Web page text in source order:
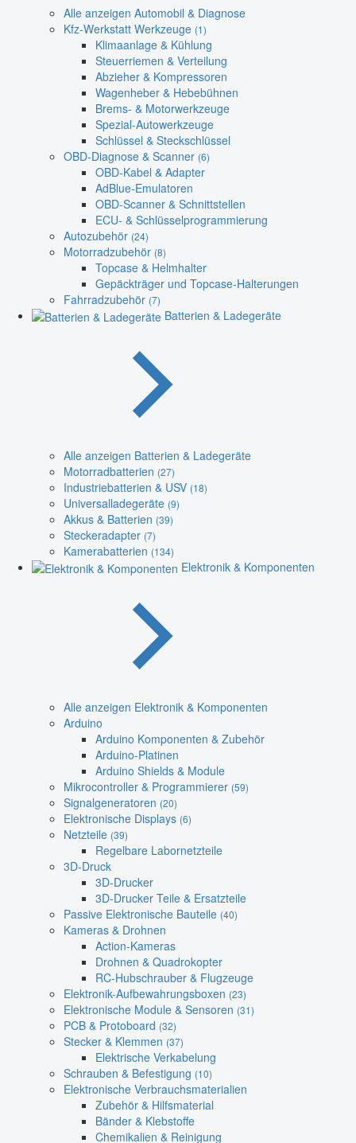
Alle anzeigen Automobil & Diagnose
Kfz-Werkstatt Werkzeuge (1)
Klimaanlage & Kühlung
Steuerriemen & Verteilung
Abzieher & Kompressoren
Wagenheber & Hebebühnen
Brems- & Motorwerkzeuge
Spezial-Autowerkzeuge
Schlüssel & Steckschlüssel
OBD-Diagnose & Scanner (6)
OBD-Kabel & Adapter
AdBlue-Emulatoren
OBD-Scanner & Schnittstellen
ECU- & Schlüsselprogrammierung
Autozubehör (24)
Motorradzubehör (8)
Topcase & Helmhalter
Gepäckträger und Topcase-Halterungen
Fahrradzubehör (7)
Batterien & Ladegeräte
Alle anzeigen Batterien & Ladegeräte
Motorradbatterien (27)
Industriebatterien & USV (18)
Universalladegeräte (9)
Akkus & Batterien (39)
Steckeradapter (7)
Kamerabatterien (134)
Elektronik & Komponenten
Alle anzeigen Elektronik & Komponenten
Arduino
Arduino Komponenten & Zubehör
Arduino-Platinen
Arduino Shields & Module
Mikrocontroller & Programmierer (59)
Signalgeneratoren (20)
Elektronische Displays (6)
Netzteile (39)
Regelbare Labornetzteile
3D-Druck
3D-Drucker
3D-Drucker Teile & Ersatzteile
Passive Elektronische Bauteile (40)
Kameras & Drohnen
Action-Kameras
Drohnen & Quadrokopter
RC-Hubschrauber & Flugzeuge
Elektronik-Aufbewahrungsboxen (23)
Elektronische Module & Sensoren (31)
PCB & Protoboard (32)
Stecker & Klemmen (37)
Elektrische Verkabelung
Schrauben & Befestigung (10)
Elektronische Verbrauchsmaterialien
Zubehör & Hilfsmaterial
Bänder & Klebstoffe
Chemikalien & Reinigung